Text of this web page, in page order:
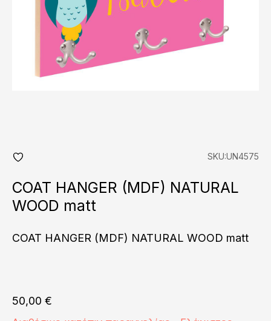
fav
SKU:UN4575
COAT HANGER (MDF) NATURAL
WOOD matt
COAT HANGER (MDF) NATURAL WOOD matt
50,00 €